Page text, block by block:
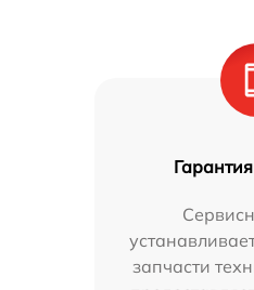
запчасти